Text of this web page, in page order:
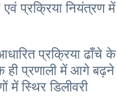
प्रक्रिया नियंत्रण में
प्रक्रिया ढाँचे के
ही प्रणाली में आगे बढ़ने
में स्थिर डिलीवरी